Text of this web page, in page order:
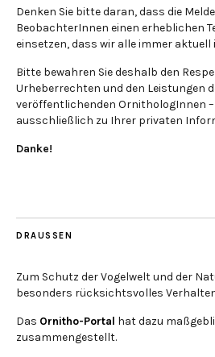
Denken Sie bitte daran, dass die
BeobachterInnen einen erheblichen
einsetzen, dass wir alle immer
Bitte bewahren Sie deshalb den
Urheberrechten und den Leistungen
veröffentlichenden OrnithologInnen –
ausschließlich zu Ihrer privaten
Danke!
DRAUSSEN
Zum Schutz der Vogelwelt und der
besonders rücksichtsvolles
Das Ornitho-Portal hat dazu
zusammengestellt.